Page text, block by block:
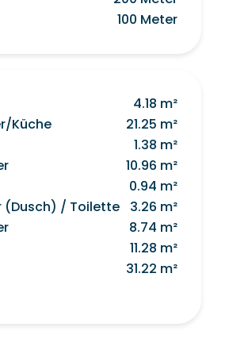
100 Meter
4.18 m²
Küche
21.25 m²
1.38 m²
10.96 m²
0.94 m²
(Dusch) / Toilette
3.26 m²
8.74 m²
11.28 m²
31.22 m²